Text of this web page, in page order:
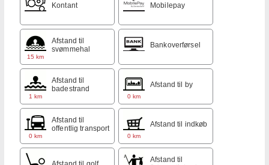
Kontant Mobilepay
15 km
Afstand til
svømmehal
Bankoverførsel
1 km
Afstand til
badestrand
0 km
Afstand til by
0 km
Afstand til
offentlig transport
0 km
Afstand til indkøb
Afstand til golf
Afstand til